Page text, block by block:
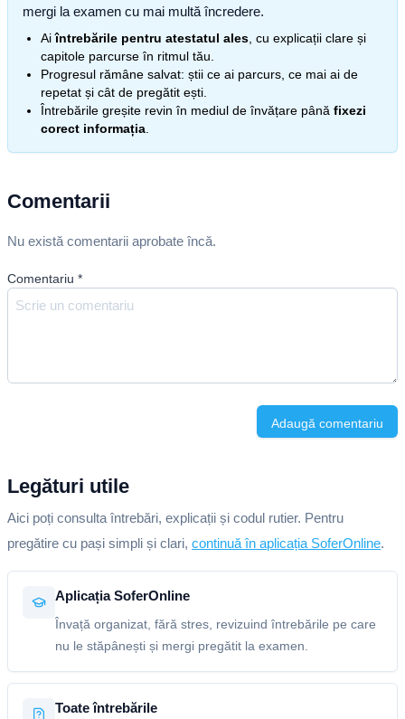
mergi la examen cu mai multă încredere.
Aiîntrebările pentru atestatul ales , cu explicații clare și
capitole parcurse în ritmul tău.
Progresul rămâne salvat: știi ce ai parcurs, ce mai ai de
repetat și cât de pregătit ești.
Întrebările greșite revin în mediul de învățare până fixezi
corect informația
Comentarii
Nu există comentarii aprobate încă.
Comentariu *
Adaugă comentariu
Legături utile
Aici poți consulta întrebări, explicații și codul rutier. Pentru
pregătire cu pași simpli și clari, continuă în aplicația SoferOnline.
Aplicația SoferOnline
Învață organizat, fără stres, revizuind întrebările pe care
nu le stăpânești și mergi pregătit la examen.
Toate întrebările